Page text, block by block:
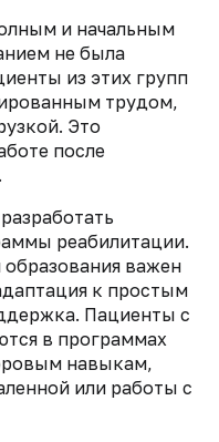
и начальным
не была
из этих групп
трудом,
Это
после
реабилитации.
важен
к простым
Пациенты с
в программах
навыкам,
или работы с